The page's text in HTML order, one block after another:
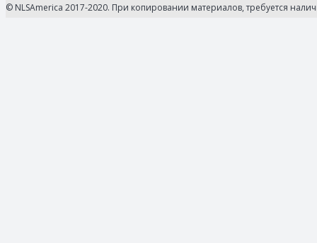
© NLSAmerica 2017-2020. При копировании материалов, требуется